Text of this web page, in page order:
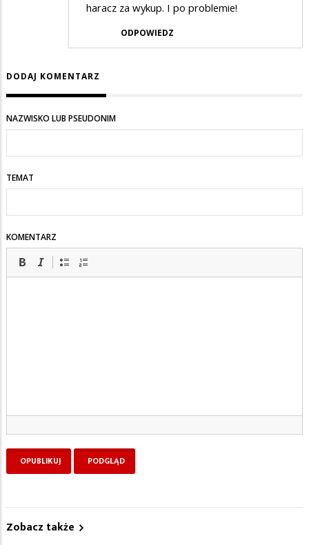
haracz za wykup. I po problemie!
ODPOWIEDZ
DODAJ KOMENTARZ
NAZWISKO LUB PSEUDONIM
TEMAT
KOMENTARZ
Zobacz także